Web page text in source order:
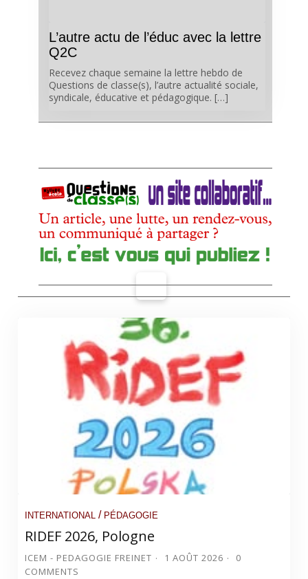
L’autre actu de l’éduc avec la lettre
Q2C
Recevez chaque semaine la lettre hebdo de
Questions de classe(s), l’autre actualité sociale,
syndicale, éducative et pédagogique. […]
INTERNATIONAL / PÉDAGOGIE
RIDEF 2026, Pologne
ICEM - PEDAGOGIE FREINET 1 AOÛT 2026
0
COMMENTS